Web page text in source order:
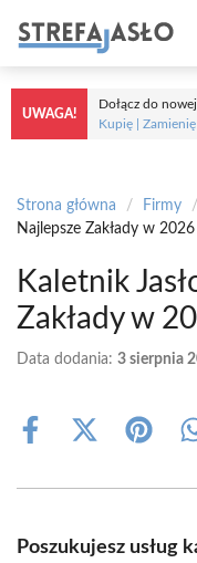
treści
UWAGA!
Dołącz do
Kupię |
Strona główna / Firmy /
Najlepsze Zakłady w
Kaletnik
Zakłady w
Data dodania: 3 sierpnia
Share
Share
(Twitter)
Share
Poszukujesz usług